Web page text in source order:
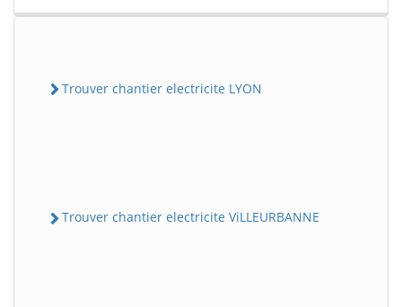
Trouver chantier electricite LYON
Trouver chantier electricite ViLLEURBANNE